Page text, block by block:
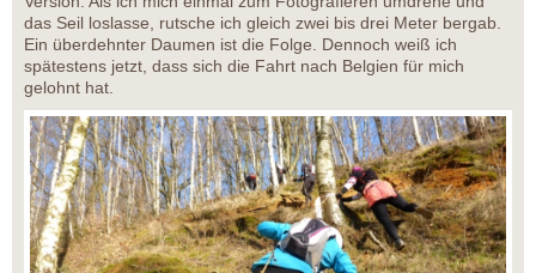
das Seil loslasse, rutsche ich gleich zwei bis drei Meter bergab.
Ein überdehnter Daumen ist die Folge. Dennoch weiß ich
spätestens jetzt, dass sich die Fahrt nach Belgien für mich
gelohnt hat.